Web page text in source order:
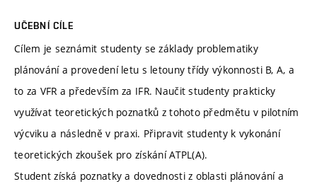
UČEBNÍ CÍLE
Cílem je seznámit studenty se základy problematiky
plánování a provedení letu s letouny třídy výkonnosti B, A, a
to za VFR a především za IFR. Naučit studenty prakticky
využívat teoretických poznatků z tohoto předmětu v pilotním
výcviku a následně v praxi. Připravit studenty k vykonání
teoretických zkoušek pro získání ATPL(A).
Student získá poznatky a dovednosti z oblasti plánování a